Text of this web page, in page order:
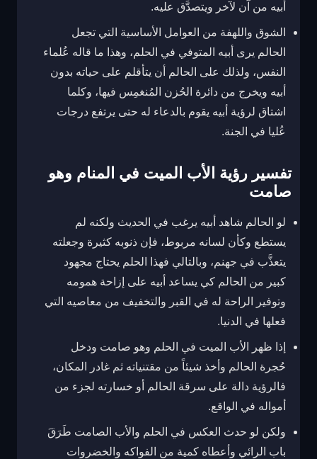
أبيه من آن لآخر ويتصدَّق عليه.
الشوق واللهفة من العوامل الأساسية التي تجعل
الحالم يرى أبيه المتوفي في الحلم، وهذا ما قاله عُلماء
النفس، ولذلك على الحالم أن يتأقلم على حياته بدون
أبيه ويخرج من دائرة الحُزن المُنغمِس فيها، وكلما
اشتاق لرؤية أبيه يقوم بالدعاء له حتى يرتفع درجات
عُليا في الجنة.
تفسير رؤية الأب الميت في المنام وهو
صامت
لو الحالم شاهد أبيه يرغب في الحديث ولكنه لم
يستطع وكأن لسانه مربوط، فإن ذنوبه كثيرة وجعلته
يتعذَّب في جهنم، وبالتالي فهذا الحلم يحتاج مجهود
كبير من الحالم كي يساعد أبيه على إزاحة همومه
وتوفير الراحة له في القبر والتخفيف من معاصيه التي
فعلها في الدنيا.
إذا ظهر الأب الميت في الحلم وهو صامت ودخل
حُجرة الحالم وأخذ شيئاً من مقتنياته ثم غادر المكان،
فالرؤية دالة على سرقة الحالم أو خسارته لجزء من
أمواله في الواقع.
ولكن لو حدث العكس في الحلم والأب الصامت طَرَقَ
باب الرائي وأعطاه كمية من الفواكه والخضروات